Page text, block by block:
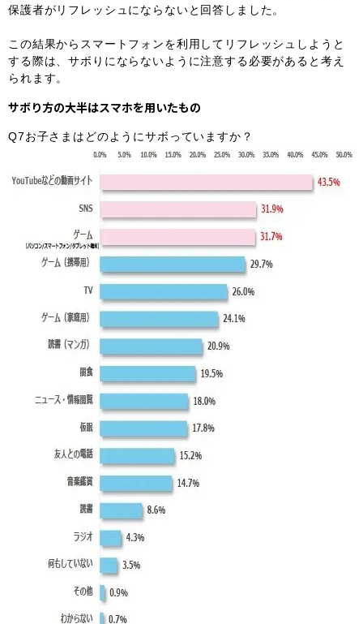
保護者がリフレッシュにならないと回答しました。
この結果からスマートフォンを利用してリフレッシュしようと
する際は、サボりにならないように注意する必要があると考え
られます。
サボり方の大半はスマホを用いたもの
Q7お子さまはどのようにサボっていますか？